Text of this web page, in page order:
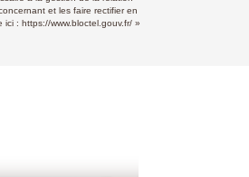
et les faire rectifier en
ici : https://www.bloctel.gouv.fr/»